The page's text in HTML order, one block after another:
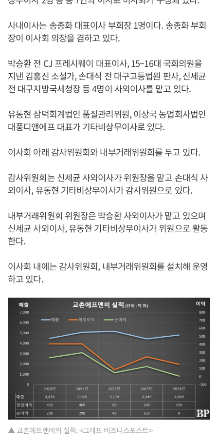
사내이사는 송종화 대표이사 부회장 1명이다. 송종화 부회
장이 이사회 의장을 겸하고 있다.
박승환 전 CJ 프레시웨이 대표이사, 15~16대 국회의원을
지낸 김홍신 소설가, 손대식 전 대구고등법원 판사, 신세균
전 대구지방국세청장 등 4명이 사외이사를 맡고 있다.
유동현 삼덕회계법인 품질관리위원, 이상국 농업회사법인
대풍디앤에프 대표가 기타비상무이사로 있다.
이사회 아래 감사위원회와 내부거래위원회를 두고 있다.
감사위원회는 신세균 사외이사가 위원장을 맡고 손대식 사
외이사, 유동현 기타비상무이사가 감사위원으로 있다.
내부거래위원회 위원장은 박승환 사외이사가 맡고 있으며
신세균 사외이사, 유동현 기타비상무이사가 위원으로 활동
한다.
이사회 내에는 감사위원회, 내부거래위원회를 설치해 운영
하고 있다.
▲ 교촌에프앤비의 실적. <그래프 비즈니스포스트>